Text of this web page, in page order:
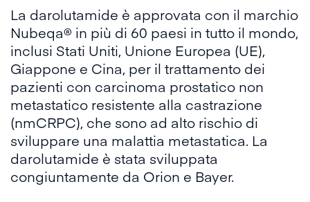
La darolutamide è approvata con il marchio
Nubeqa® in più di 60 paesi in tutto il mondo,
inclusi Stati Uniti, Unione Europea (UE),
Giappone e Cina, per il trattamento dei
pazienti con carcinoma prostatico non
metastatico resistente alla castrazione
(nmCRPC), che sono ad alto rischio di
sviluppare una malattia metastatica. La
darolutamide è stata sviluppata
congiuntamente da Orion e Bayer.